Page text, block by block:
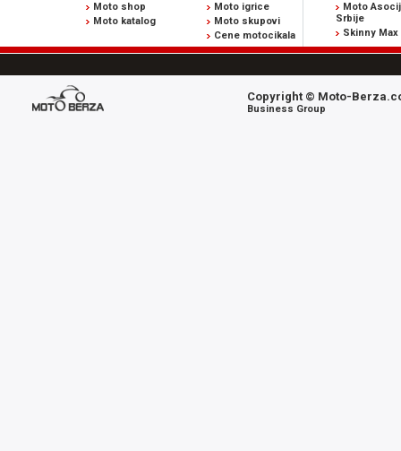
Moto shop
Moto katalog
Moto igrice
Moto skupovi
Cene motocikala
Moto
Srbije
Skinny Max
Copyright © Moto-
Business Group